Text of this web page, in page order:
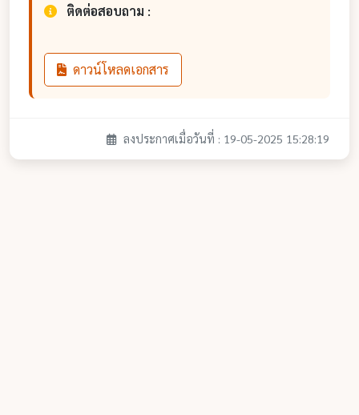
ติดต่อสอบถาม :
ดาวน์โหลดเอกสาร
ลงประกาศเมื่อวันที่ : 19-05-2025 15:28:19